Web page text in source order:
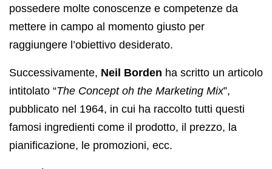
possedere molte conoscenze e competenze da
mettere in campo al momento giusto per
raggiungere l’obiettivo desiderato.
Successivamente, Neil Borden ha scritto un articolo
intitolato “The Concept oh the Marketing Mix”,
pubblicato nel 1964, in cui ha raccolto tutti questi
famosi ingredienti come il prodotto, il prezzo, la
pianificazione, le promozioni, ecc.